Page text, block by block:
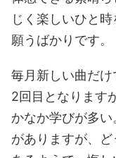
じく楽しいひと
願うばかりです。
毎月新しい曲だ
2回目となります
かなか学びが多
がありますが、